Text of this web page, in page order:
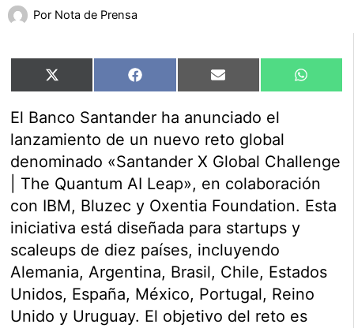
Por Nota de Prensa
Compartir
en
X
(Twitter)
Compartir
en
Facebook Compartir
en
Email
en
El Banco Santander ha anunciado el
lanzamiento de un nuevo reto global
denominado «Santander X Global Challenge
| The Quantum AI Leap», en colaboración
con IBM, Bluzec y Oxentia Foundation. Esta
iniciativa está diseñada para startups y
scaleups de diez países, incluyendo
Alemania, Argentina, Brasil, Chile, Estados
Unidos, España, México, Portugal, Reino
Unido y Uruguay. El objetivo del reto es